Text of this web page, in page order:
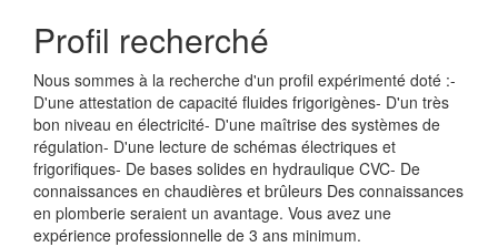
Profil recherché
Nous sommes à la recherche d'un profil expérimenté doté :-
D'une attestation de capacité fluides frigorigènes- D'un très
bon niveau en électricité- D'une maîtrise des systèmes de
régulation- D'une lecture de schémas électriques et
frigorifiques- De bases solides en hydraulique CVC- De
connaissances en chaudières et brûleurs Des connaissances
en plomberie seraient un avantage. Vous avez une
expérience professionnelle de 3 ans minimum.